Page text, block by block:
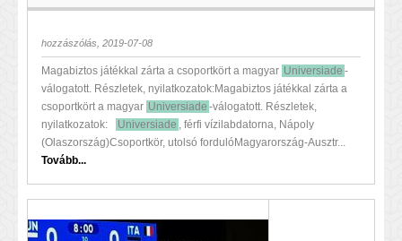
hozzászólás, 2019-07-08
Magabiztos játékkal zárta a csoportkört a magyar Universiade -
válogatott. Részletek, nyilatkozatok:Magabiztos játékkal zárta a
csoportkört a magyar Universiade -válogatott. Részletek,
nyilatkozatok:
Universiade , férfi vízilabdatorna, Nápoly
(Olaszország)Csoportkör, utolsó fordulóMagyarország-Ausztr...
Tovább...